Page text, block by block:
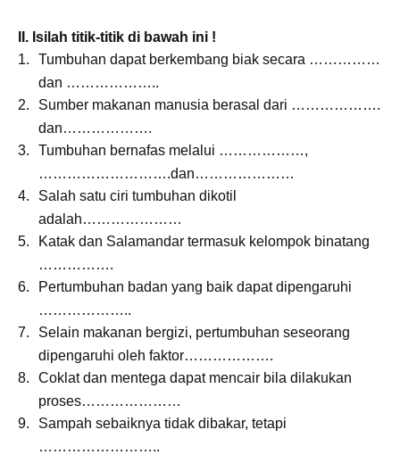
II. Isilah titik-titik di bawah ini !
Tumbuhan dapat berkembang biak secara ……………
dan ………………..
Sumber makanan manusia berasal dari ……………….
dan……………….
Tumbuhan bernafas melalui ………………,
……………………….dan…………………
Salah satu ciri tumbuhan dikotil
adalah…………………
Katak dan Salamandar termasuk kelompok binatang
…………….
Pertumbuhan badan yang baik dapat dipengaruhi
………………..
Selain makanan bergizi, pertumbuhan seseorang
dipengaruhi oleh faktor……………….
Coklat dan mentega dapat mencair bila dilakukan
proses…………………
Sampah sebaiknya tidak dibakar, tetapi
……………………..